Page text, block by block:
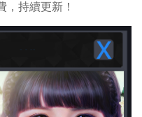
，持續更新！